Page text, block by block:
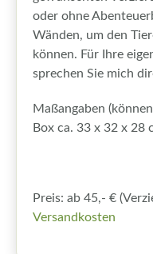
oder ohne
Wänden, um den
können. Für Ihre
sprechen Sie mich
Maßangaben
Box ca. 33 x 32 x 28
Preis: ab 45,- €
Versandkosten